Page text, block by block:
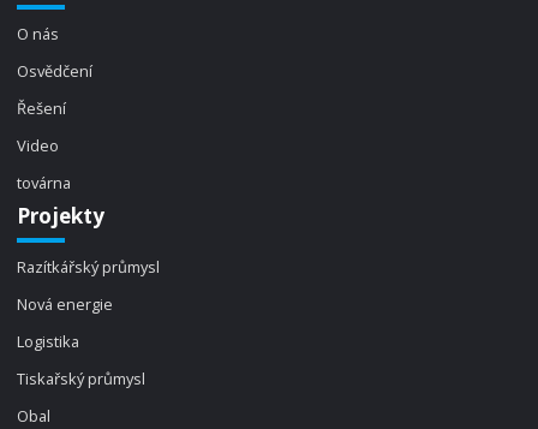
O nás
Osvědčení
Řešení
Video
továrna
Projekty
Razítkářský průmysl
Nová energie
Logistika
Tiskařský průmysl
Obal